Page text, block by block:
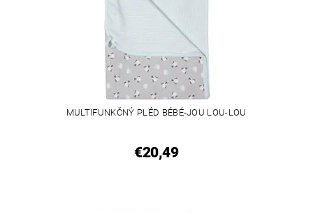
MULTIFUNKČNÝ PLÉD BÉBÉ-JOU LOU-LOU
€20,49